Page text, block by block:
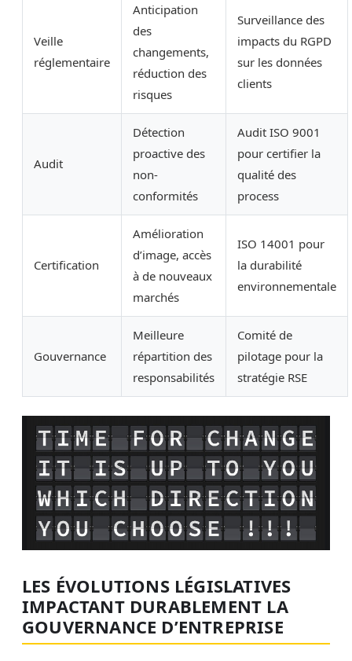
Veille
réglementaire
Anticipation
des
changements,
réduction des
risques
Surveillance des
impacts du RGPD
sur les données
clients
Audit
Détection
proactive des
non-
conformités
Audit ISO 9001
pour certifier la
qualité des
process
Certification
Amélioration
d’image, accès
à de nouveaux
marchés
ISO 14001 pour
la durabilité
environnementale
Gouvernance
Meilleure
répartition des
responsabilités
Comité de
pilotage pour la
stratégie RSE
LES ÉVOLUTIONS LÉGISLATIVES
IMPACTANT DURABLEMENT LA
GOUVERNANCE D’ENTREPRISE